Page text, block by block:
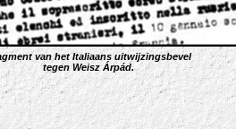
van het Italiaans uitwijzingsbevel
tegen Weisz Árpád.